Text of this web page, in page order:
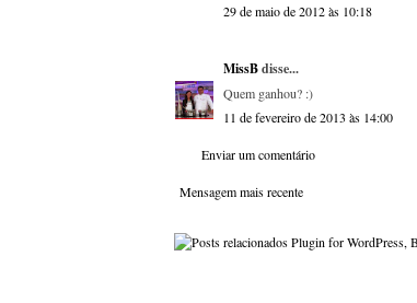
29 de maio de 2012 às 10:18
MissBdisse...
Quem ganhou? :)
11 de fevereiro de 2013 às 14:00
Enviar um comentário
Mensagem mais recente